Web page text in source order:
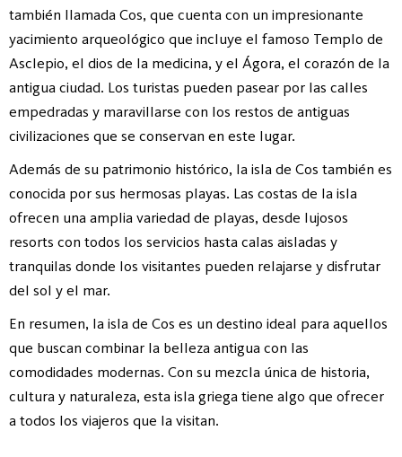
también llamada Cos, que cuenta con un impresionante
yacimiento arqueológico que incluye el famoso Templo de
Asclepio, el dios de la medicina, y el Ágora, el corazón de la
antigua ciudad. Los turistas pueden pasear por las calles
empedradas y maravillarse con los restos de antiguas
civilizaciones que se conservan en este lugar.
Además de su patrimonio histórico, la isla de Cos también es
conocida por sus hermosas playas. Las costas de la isla
ofrecen una amplia variedad de playas, desde lujosos
resorts con todos los servicios hasta calas aisladas y
tranquilas donde los visitantes pueden relajarse y disfrutar
del sol y el mar.
En resumen, la isla de Cos es un destino ideal para aquellos
que buscan combinar la belleza antigua con las
comodidades modernas. Con su mezcla única de historia,
cultura y naturaleza, esta isla griega tiene algo que ofrecer
a todos los viajeros que la visitan.